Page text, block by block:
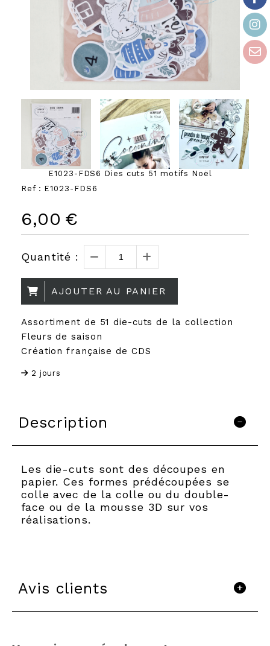
E1023-FDS6 Dies cuts 51 motifs Noël
Ref : E1023-FDS6
6,00 €
Quantité :
AJOUTER AU PANIER
Assortiment de 51 die-cuts de la collection
Fleurs de saison
Création française de CDS
2 jours
Description
Les die-cuts sont des découpes en
papier. Ces formes prédécoupées se
colle avec de la colle ou du double-
face ou de la mousse 3D sur vos
réalisations.
Avis clients